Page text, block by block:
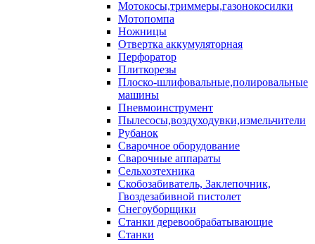
Мотокосы,триммеры,газонокосилки
Мотопомпа
Ножницы
Отвертка аккумуляторная
Перфоратор
Плиткорезы
Плоско-шлифовальные,полировальные
машины
Пневмоинструмент
Пылесосы,воздуходувки,измельчители
Рубанок
Сварочное оборудование
Сварочные аппараты
Сельхозтехника
Скобозабиватель, Заклепочник,
Гвоздезабивной пистолет
Снегоуборщики
Станки деревообрабатывающие
Станки